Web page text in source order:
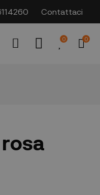
Contattaci
0 0